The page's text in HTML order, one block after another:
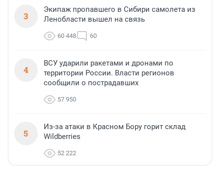
3
Экипаж пропавшего в Сибири самолета из
Ленобласти вышел на связь
60 448 60
4
ВСУ ударили ракетами и дронами по
территории России. Власти регионов
сообщили о пострадавших
57 950
5
Из-за атаки в Красном Бору горит склад
Wildberries
52 222